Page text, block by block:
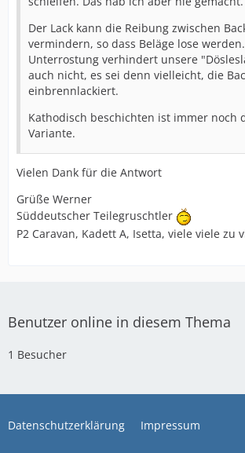
Der Lack kann die Reibung zwischen
vermindern, so dass Beläge lose
Unterrostung verhindert unsere
auch nicht, es sei denn vielleicht, die
einbrennlackiert.
Kathodisch beschichten ist immer noch
Variante.
Vielen Dank für die Antwort
Grüße Werner
Süddeutscher Teilegruschtler
P2 Caravan, Kadett A, Isetta, viele viele zu
Benutzer online in diesem Thema
1 Besucher
Datenschutzerklärung Impressum